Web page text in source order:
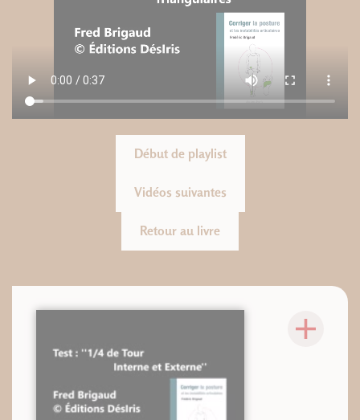
Début de playlist
Vidéos suivantes
Retour au livre